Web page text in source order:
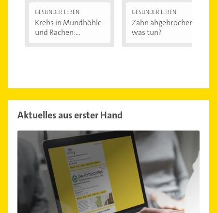
GESÜNDER LEBEN
Krebs in Mundhöhle
und Rachen:...
GESÜNDER LEBEN
Zahn abgebrochen -
was tun?
Aktuelles aus erster Hand